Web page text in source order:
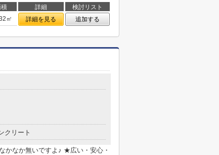
詳細
検討リスト
㎡ 詳細を見る 追加する
クリート
かなか無いですよ♪ ★広い・安心・